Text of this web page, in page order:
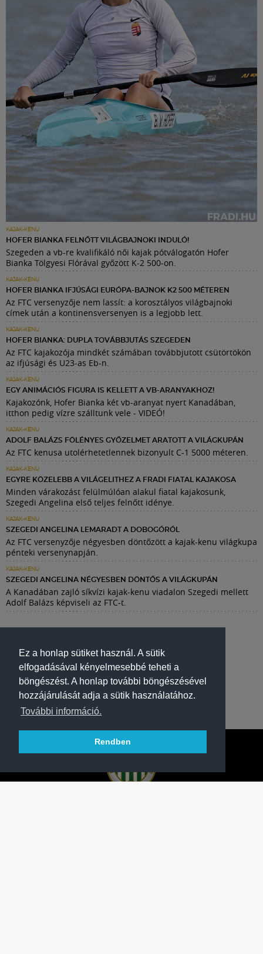
Ez a honlap sütiket használ. A sütik
elfogadásával kényelmesebbé teheti a
böngészést. A honlap további böngészésével
hozzájárulását adja a sütik használatához.
További információ.
Rendben
KAJAK-KENU
HOFER BIANKA FELNŐTT VILÁGBAJNOKI INDULÓ!
Szegeden a vb-re kvalifikáló női kajak pótválogatón Hofer
Bianka Tölgyesi Flórával győzött K-2 500-on.
KAJAK-KENU
HOFER BIANKA IFJÚSÁGI EURÓPA-BAJNOK K2 500 MÉTEREN
Az FTC versenyzője nem lassít: a korosztályos világbajnoki
címek után a kontinensversenyen is a legjobb lett.
KAJAK-KENU
HOFER BIANKA: DUPLA TOVÁBBJUTÁS SZEGEDEN
Az FTC kajakozója mindkét számában továbbjutott csütörtökön
az ifjúsági és U23-as Eb-n.
KAJAK-KENU
EGY ANIMÁCIÓS FIGURA IS KELLETT A VB-ARANYAKHOZ!
Kajakozónk, Hofer Bianka két vb-aranyat nyert Kanadában,
itthon pedig vízre szálltunk vele - VIDEÓ!
KAJAK-KENU
ADOLF BALÁZS FÖLÉNYES GYŐZELMET ARATOTT A VILÁGKUPÁN
Az FTC kenusa utolérhetetlennek bizonyult C-1 5000 méteren.
KAJAK-KENU
EGYRE KÖZELEBB A VILÁGELITHEZ A FRADI FIATAL KAJAKOSA
Minden várakozást felülmúlóan alakul fiatal kajakosunk,
Szegedi Angelina első teljes felnőtt idénye.
KAJAK-KENU
SZEGEDI ANGELINA LEMARADT A DOBOGÓRÓL
Az FTC versenyzője négyesben döntőzött a kajak-kenu világkupa
pénteki versenynapján.
KAJAK-KENU
SZEGEDI ANGELINA NÉGYESBEN DÖNTŐS A VILÁGKUPÁN
A Kanadában zajló síkvízi kajak-kenu viadalon Szegedi mellett
Adolf Balázs képviseli az FTC-t.